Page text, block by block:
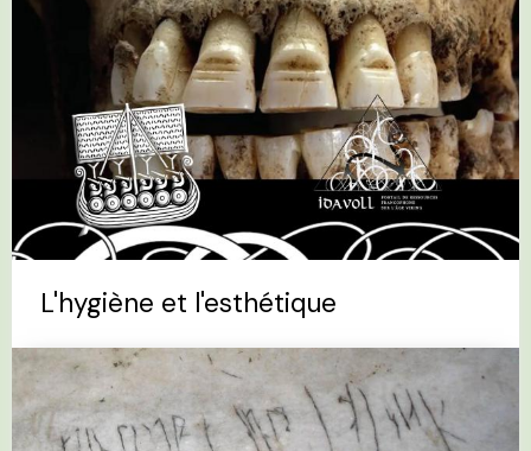
L'hygiène et l'esthétique